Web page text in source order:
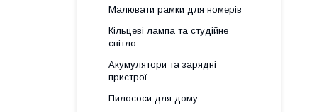
Малювати рамки для номерів
Кільцеві лампа та студійне
світло
Акумулятори та зарядні
пристрої
Пилососи для дому